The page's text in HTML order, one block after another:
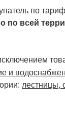
по
по всей
и
лестницы,